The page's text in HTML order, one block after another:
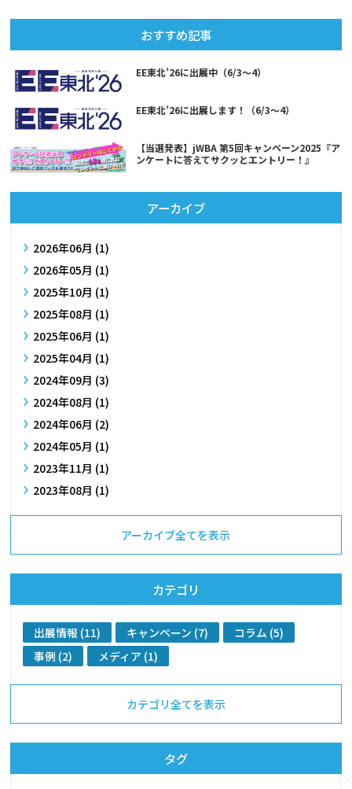
おすすめ記事
EE東北’26に出展中（6/3～4）
EE東北’26に出展します！（6/3～4）
【当選発表】jWBA 第5回キャンペーン2025『ア
ンケートに答えてサクッとエントリー！』
アーカイブ
2026年06月 (1)
2026年05月 (1)
2025年10月 (1)
2025年08月 (1)
2025年06月 (1)
2025年04月 (1)
2024年09月 (3)
2024年08月 (1)
2024年06月 (2)
2024年05月 (1)
2023年11月 (1)
2023年08月 (1)
アーカイブ全てを表示
カテゴリ
出展情報 (11) キャンペーン (7)
コラム (5)
事例 (2)
メディア (1)
カテゴリ全てを表示
タグ